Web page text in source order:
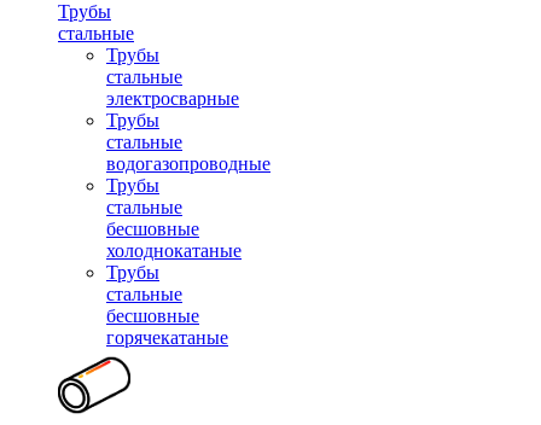
Трубы
стальные
Трубы
стальные
электросварные
Трубы
стальные
водогазопроводные
Трубы
стальные
бесшовные
холоднокатаные
Трубы
стальные
бесшовные
горячекатаные